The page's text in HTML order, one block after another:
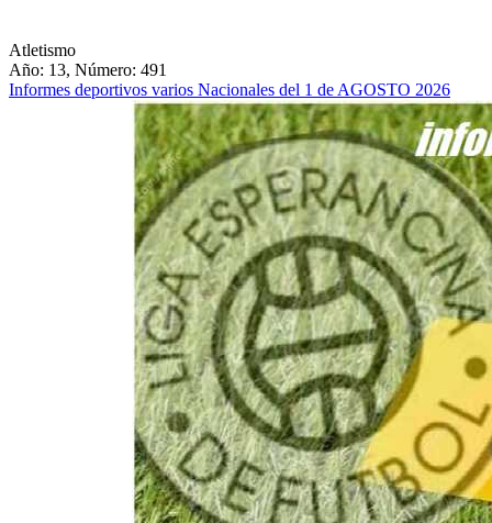
Atletismo
Año: 13, Número: 491
Informes deportivos varios Nacionales del 1 de AGOSTO 2026